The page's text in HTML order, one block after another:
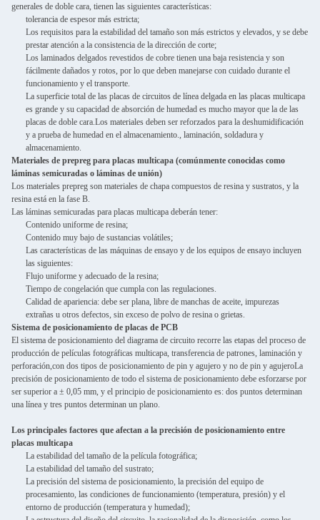
generales de doble cara, tienen las siguientes características:
tolerancia de espesor más estricta;
Los requisitos para la estabilidad del tamaño son más estrictos y elevados, y se debe
prestar atención a la consistencia de la dirección de corte;
Los laminados delgados revestidos de cobre tienen una baja resistencia y son
fácilmente dañados y rotos, por lo que deben manejarse con cuidado durante el
funcionamiento y el transporte.
La superficie total de las placas de circuitos de línea delgada en las placas multicapa
es grande y su capacidad de absorción de humedad es mucho mayor que la de las
placas de doble cara.Los materiales deben ser reforzados para la deshumidificación
y a prueba de humedad en el almacenamiento., laminación, soldadura y
almacenamiento.
Materiales de prepreg para placas multicapa (comúnmente conocidas como
láminas semicuradas o láminas de unión)
Los materiales prepreg son materiales de chapa compuestos de resina y sustratos, y la
resina está en la fase B.
Las láminas semicuradas para placas multicapa deberán tener:
Contenido uniforme de resina;
Contenido muy bajo de sustancias volátiles;
Las características de las máquinas de ensayo y de los equipos de ensayo incluyen
las siguientes:
Flujo uniforme y adecuado de la resina;
Tiempo de congelación que cumpla con las regulaciones.
Calidad de apariencia: debe ser plana, libre de manchas de aceite, impurezas
extrañas u otros defectos, sin exceso de polvo de resina o grietas.
Sistema de posicionamiento de placas de PCB
El sistema de posicionamiento del diagrama de circuito recorre las etapas del proceso de
producción de películas fotográficas multicapa, transferencia de patrones, laminación y
perforación,con dos tipos de posicionamiento de pin y agujero y no de pin y agujeroLa
precisión de posicionamiento de todo el sistema de posicionamiento debe esforzarse por
ser superior a ± 0,05 mm, y el principio de posicionamiento es: dos puntos determinan
una línea y tres puntos determinan un plano.
Los principales factores que afectan a la precisión de posicionamiento entre
placas multicapa
La estabilidad del tamaño de la película fotográfica;
La estabilidad del tamaño del sustrato;
La precisión del sistema de posicionamiento, la precisión del equipo de
procesamiento, las condiciones de funcionamiento (temperatura, presión) y el
entorno de producción (temperatura y humedad);